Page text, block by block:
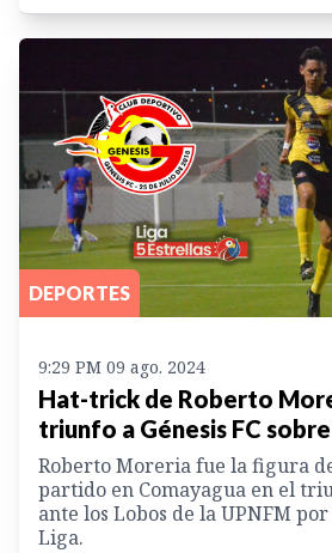
DEPORTES
9:29 PM 09 ago. 2024
Hat-trick de Roberto
triunfo a Génesis FC
Roberto Moreria fue la figura
partido en Comayagua en el
ante los Lobos de la UPNFM
Liga.